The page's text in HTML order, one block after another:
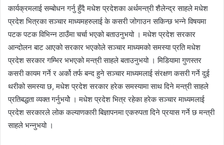
कार्यक्रमलाई सम्बोधन गर्नु हुँदै मधेश प्रदेशका अर्थमन्त्री शैलेन्द्र साहले मधेश
प्रदेश भित्रका सञ्चार माध्यमहरुलाई के कसरी जोगाउन सकिन्छ भन्ने विषयमा
पटक पटक विभिन्न ठाउँमा चर्चा भएको बताउनुभयो । मधेश प्रदेश सरकार
आन्दोलन बाट आएको सरकार भएकोले सञ्चार माध्यमको समस्या प्रति मधेश
प्रदेश सरकार गम्भिर भभएको मन्त्री साहले बताउनुभयो । मिडियामा गुणस्तर
कसरी कायम गर्ने र अर्को तर्फ बन्द हुने सञ्चार माध्यमलाई संरक्षण कसरी गर्ने दुई
थरीको समस्या छ, मधेश प्रदेश सरकार हरेक समस्यामा साथ दिने मन्त्री साहले
प्रतिबद्धता व्यक्त गर्नुभयोे । मधेश प्रदेश भित्र रहेका हरेक सञ्चार माध्यमलाई
प्रदेश सरकारले लोक कल्याणकारी बिज्ञापनमा एकरुपता दिने प्रयास गर्ने छ मन्त्री
साहले भन्नुभयो ।